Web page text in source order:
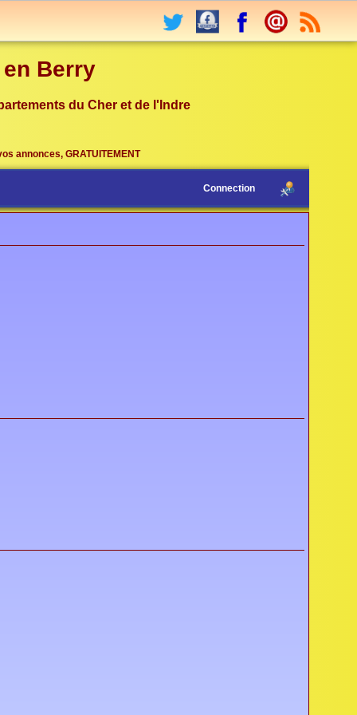
Berry
du Cher et de l'Indre
annonces, GRATUITEMENT
Connection